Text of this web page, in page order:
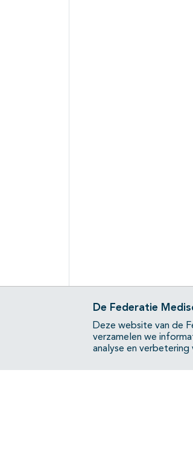
De Federatie
Deze website van de
verzamelen we
analyse en verbetering